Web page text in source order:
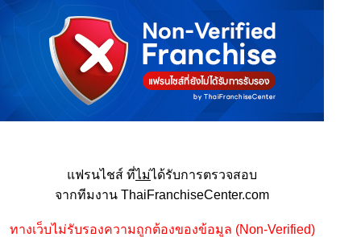
แฟรนไชส์ ที่ไม่ได้รับการตรวจสอบ
จากทีมงาน ThaiFranchiseCenter.com
ทางเว็บไม่รับรองความถูกต้องของข้อมูล (Non-Verified)